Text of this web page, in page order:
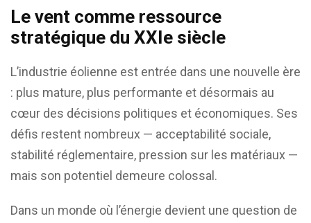
Le vent comme ressource
stratégique du XXIe siècle
L’industrie éolienne est entrée dans une nouvelle ère
: plus mature, plus performante et désormais au
cœur des décisions politiques et économiques. Ses
défis restent nombreux — acceptabilité sociale,
stabilité réglementaire, pression sur les matériaux —
mais son potentiel demeure colossal.
Dans un monde où l’énergie devient une question de